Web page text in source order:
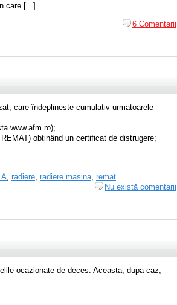
care [...]
6 Comentarii
care îndeplineste cumulativ urmatoarele
www.afm.ro);
obtinând un certificat de distrugere;
radiere radiere masina remat
Nu există comentarii
ocazionate de deces. Aceasta, dupa caz,